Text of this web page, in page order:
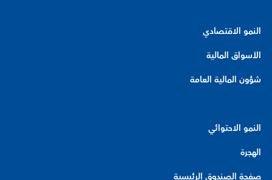
النمو الاقتصادي
الأسواق المالية
شؤون المالية العامة
النمو الاحتوائي
الهجرة